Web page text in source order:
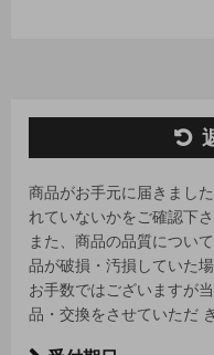
商品がお手元に届きまし
れていないかをご確認下さ
また、商品の品質につい
品が破損・汚損していた
お手数ではございますが
品・交換をさせていただ